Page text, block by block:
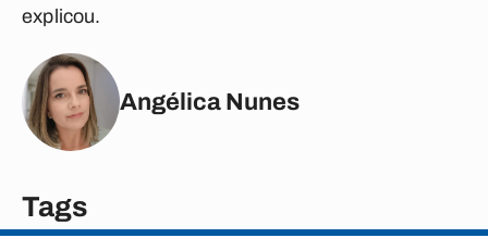
explicou.
Angélica Nunes
Tags